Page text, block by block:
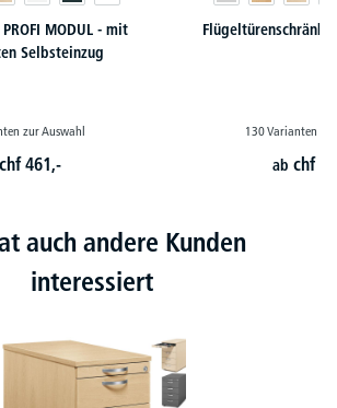
MODUL - mit
Selbsteinzug
zur Auswahl
chf 461,-
Flügeltürenschränke
130 Varianten
abchf
auch andere Kunden
interessiert